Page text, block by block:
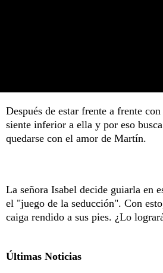
Después de estar frente a frente con
siente inferior a ella y por eso
quedarse con el amor de Martín.
La señora Isabel decide guiarla en
el "juego de la seducción". Con
caiga rendido a sus pies. ¿Lo
Últimas Noticias